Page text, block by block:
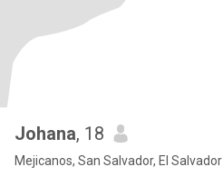
Johana, 18
Mejicanos, San Salvador, El Salvador